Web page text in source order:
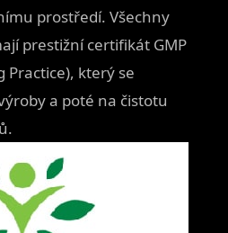
prostředí. Všechny
prestižní certifikát GMP
který se
a poté na čistotu